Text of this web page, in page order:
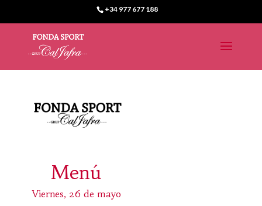
+34 977 677 188
Menú
Viernes, 26 de mayo